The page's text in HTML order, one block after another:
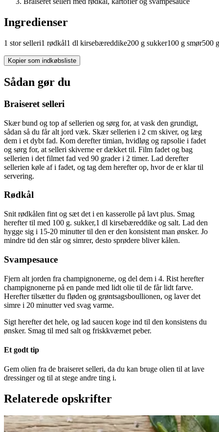
Ingredienser
1 stor selleri1 rødkål1 dl kirsebæreddike200 g sukker100 g smør500 g
Kopier som indkøbsliste
Sådan gør du
Braiseret selleri
Skær bund og top af sellerien og sørg for, at vask den grundigt,
sådan så du får alt jord væk. Skær sellerien i 2 cm skiver, og læg
dem i et dybt fad. Kom derefter timian, hvidløg og rapsolie i fadet
og sørg for, at selleri skiverne er dækket til. Film fadet og bag
sellerien i det filmet fad ved 90 grader i 2 timer. Lad derefter
sellerien køle af i fadet, og tag dem herefter op, hvor de er klar til
servering.
Rødkål
Snit rødkålen fint og sæt det i en kasserolle på lavt plus. Smag
herefter til med 100 g. sukker,1 dl kirsebæreddike og salt. Lad den
hygge sig i 15-20 minutter til den er den konsistent man ønsker. Jo
mindre tid den står og simrer, desto sprødere bliver kålen.
Svampesauce
Fjern alt jorden fra champignonerne, og del dem i 4. Rist herefter
champignonerne på en pande med lidt olie til de får lidt farve.
Herefter tilsætter du fløden og grøntsagsboullionen, og laver det
simre i 20 minutter ved svag varme.
Sigt herefter det hele, og lad saucen koge ind til den konsistens du
ønsker. Smag til med salt og friskkværnet peber.
Et godt tip
Gem olien fra de braiseret selleri, da du kan bruge olien til at lave
dressinger og til at stege andre ting i.
Relaterede opskrifter